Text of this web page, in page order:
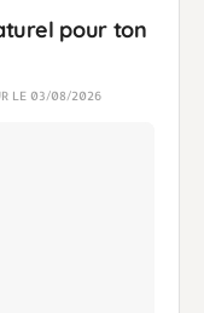
pour ton
LE 03/08/2026